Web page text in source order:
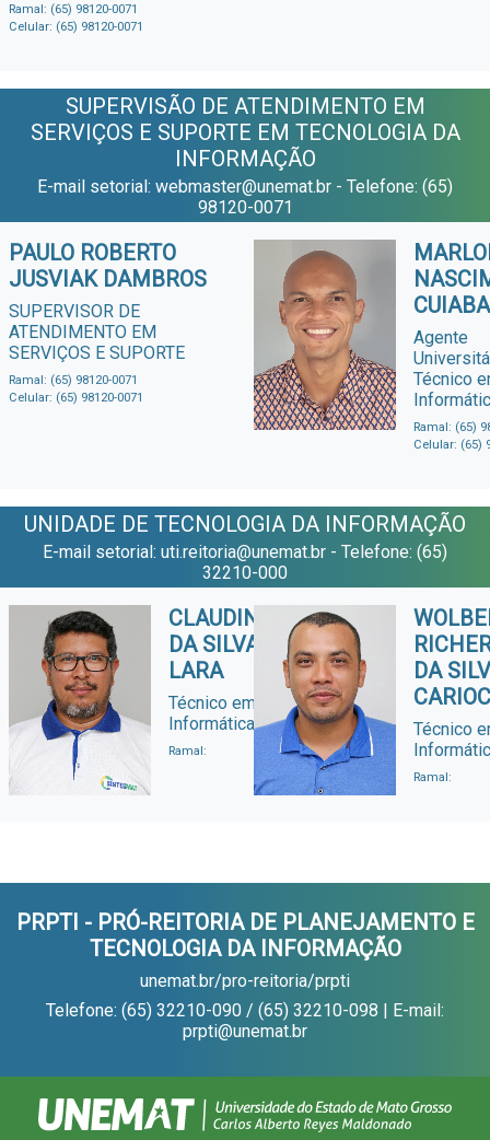
Ramal: (65) 98120-0071
Celular: (65) 98120-0071
SUPERVISÃO DE ATENDIMENTO EM
SERVIÇOS E SUPORTE EM TECNOLOGIA DA
INFORMAÇÃO
E-mail setorial: webmaster@unemat.br - Telefone: (65)
98120-0071
PAULO ROBERTO
JUSVIAK DAMBROS
SUPERVISOR DE
ATENDIMENTO EM
SERVIÇOS E SUPORTE
Ramal: (65) 98120-0071
Celular: (65) 98120-0071
Agente
Técnico
Ramal: (65)
Celular: (65)
UNIDADE DE TECNOLOGIA DA INFORMAÇÃO
E-mail setorial: uti.reitoria@unemat.br - Telefone: (65)
32210-000
CLAUDINEI
DA SILVA
LARA
Técnico em
Informática
Ramal:
DA
Técnico
Ramal:
PRPTI - PRÓ-REITORIA DE PLANEJAMENTO E
TECNOLOGIA DA INFORMAÇÃO
unemat.br/pro-reitoria/prpti
Telefone: (65) 32210-090 / (65) 32210-098 | E-mail:
prpti@unemat.br